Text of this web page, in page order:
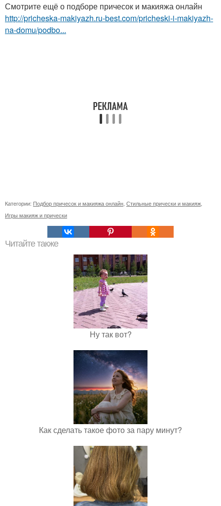
Смотрите ещё о подборе причесок и макияжа онлайн
http://pricheska-makiyazh.ru-best.com/pricheski-i-makiyazh-
na-domu/podbo...
Категории: Подбор причесок и макияжа онлайн Стильные прически и макияж
Игры макияж и прически
Читайте также
Ну так вот?
Как сделать такое фото за пару минут?